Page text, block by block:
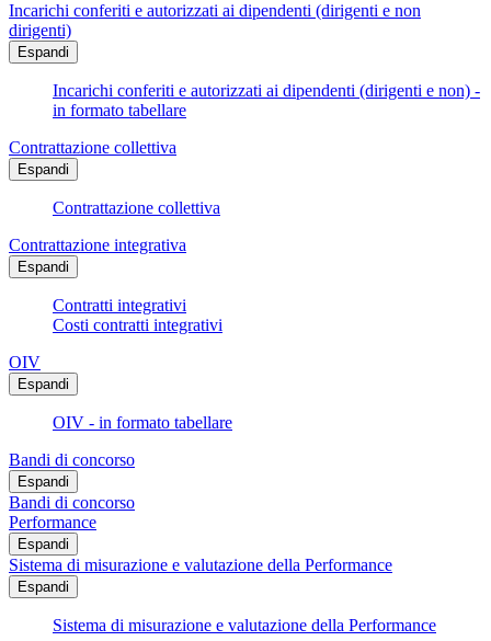
Incarichi conferiti e autorizzati ai dipendenti (dirigenti e non
dirigenti)
Espandi
Incarichi conferiti e autorizzati ai dipendenti (dirigenti e non) -
in formato tabellare
Contrattazione collettiva
Espandi
Contrattazione collettiva
Contrattazione integrativa
Espandi
Contratti integrativi
Costi contratti integrativi
OIV
Espandi
OIV - in formato tabellare
Bandi di concorso
Espandi
Bandi di concorso
Performance
Espandi
Sistema di misurazione e valutazione della Performance
Espandi
Sistema di misurazione e valutazione della Performance